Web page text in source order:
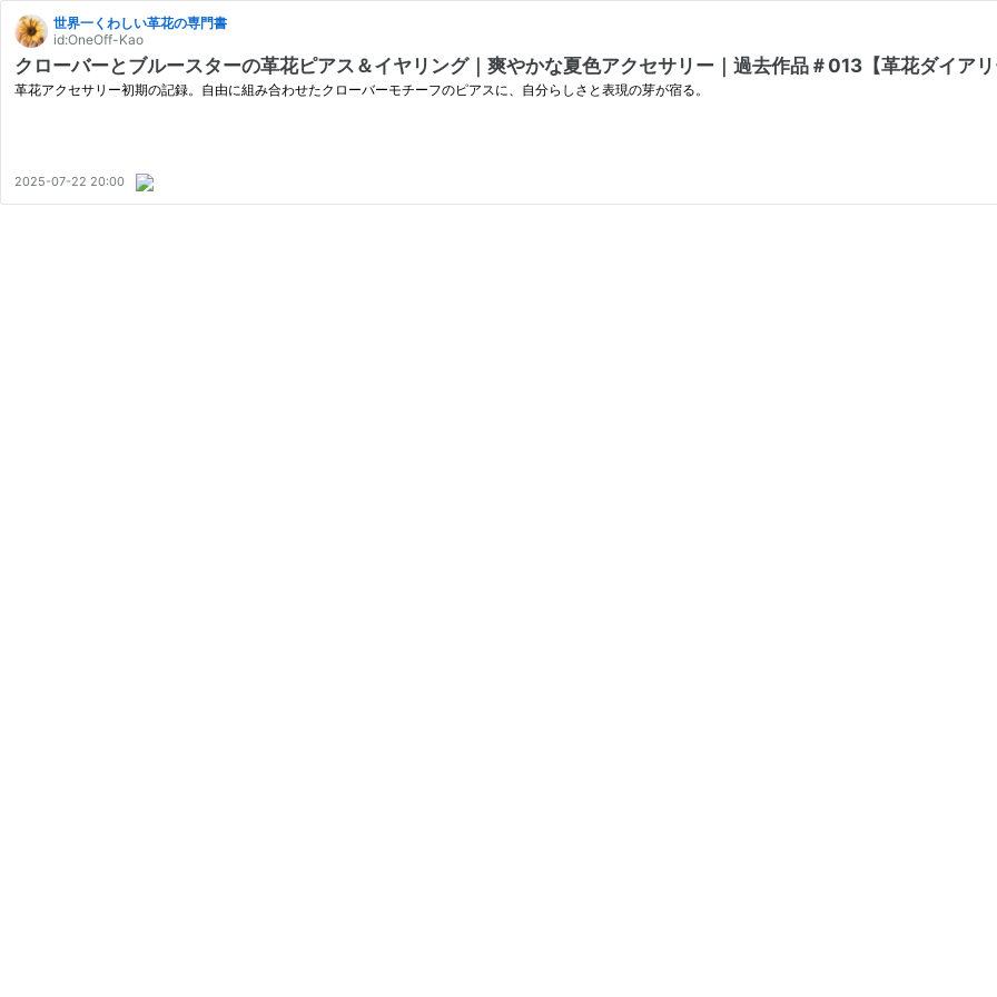
世界一くわしい革花の専門書
id:OneOff-Kao
クローバーとブルースターの革花ピアス＆イヤリング｜爽やかな夏色アクセサリー｜過去作品＃013【革花ダイア
革花アクセサリー初期の記録。自由に組み合わせたクローバーモチーフのピアスに、自分らしさと表現の芽が宿る。
2025-07-22 20:00